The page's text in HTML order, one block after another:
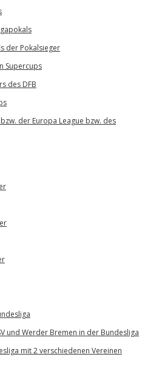
der Pokalsieger
Supercups
des DFB
der Europa League bzw. des
und Werder Bremen in der Bundesliga
mit 2 verschiedenen Vereinen